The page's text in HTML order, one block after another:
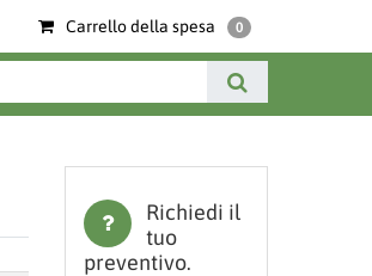
Carrello della spesa 0
Richiedi il
tuo
preventivo.